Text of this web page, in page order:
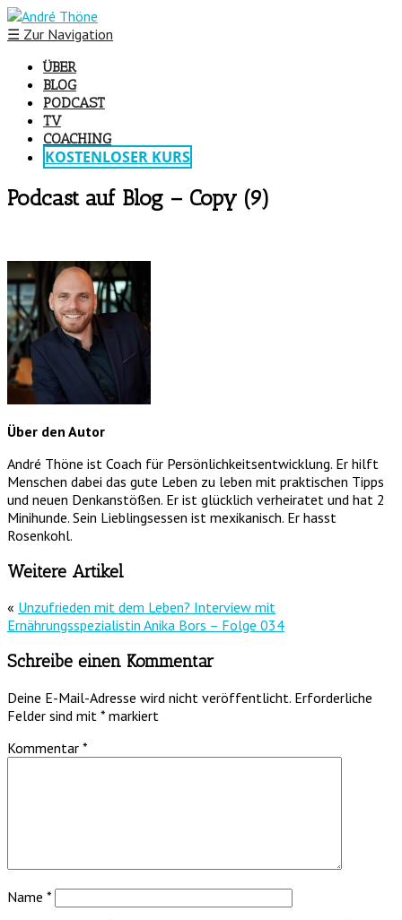
☰ Zur Navigation
ÜBER
BLOG
PODCAST
TV
COACHING
KOSTENLOSER KURS
Podcast auf Blog – Copy (9)
Über den Autor
André Thöne ist Coach für Persönlichkeitsentwicklung. Er hilft
Menschen dabei das gute Leben zu leben mit praktischen Tipps
und neuen Denkanstößen. Er ist glücklich verheiratet und hat 2
Minihunde. Sein Lieblingsessen ist mexikanisch. Er hasst
Rosenkohl.
Weitere Artikel
« Unzufrieden mit dem Leben? Interview mit
Ernährungsspezialistin Anika Bors – Folge 034
Schreibe einen Kommentar
Deine E-Mail-Adresse wird nicht veröffentlicht. Erforderliche
Felder sind mit * markiert
Kommentar *
Name *